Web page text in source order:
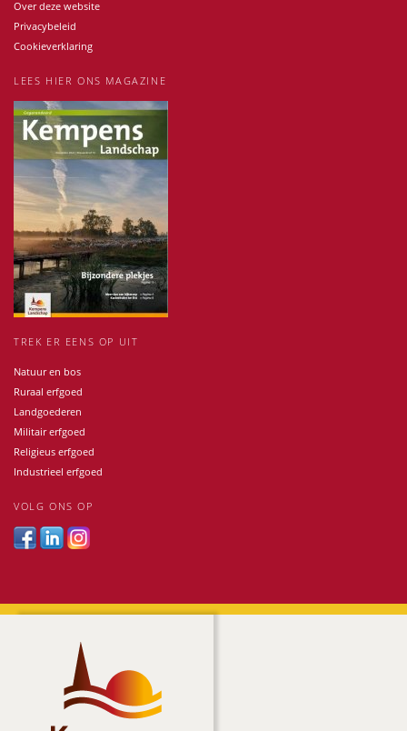
Over deze website
Privacybeleid
Cookieverklaring
LEES HIER ONS MAGAZINE
TREK ER EENS OP UIT
Natuur en bos
Ruraal erfgoed
Landgoederen
Militair erfgoed
Religieus erfgoed
Industrieel erfgoed
VOLG ONS OP